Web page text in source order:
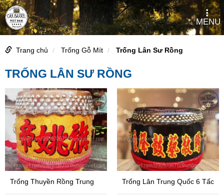
MENU
Trang chủ Trống Gỗ Mít Trống Lân Sư Rồng
TRỐNG LÂN SƯ RỒNG
Trống Thuyền Rồng Trung
Trống Lân Trung Quốc 6 Tấc